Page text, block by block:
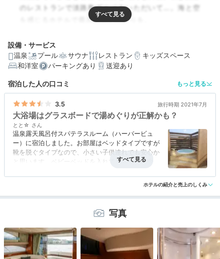
のレストランで淡路島グルメをいただいて…。海と空
を感じるホテルで最高の思い出作りを。
編集部おすすめの３つのポイント
露天風呂付きスイートにクルーザー泊。多彩な客室で好
みの滞在を
貸切露天風呂や屋外プールも♪ホテル時間を盛りあげる館
内施設
お肉派も魚派も大満足。淡路島グルメを満喫する3つのダ
イニング
設備・サービス
温泉
プール サウナ レストラン
キッズスペース
和洋室
パーキングあり 送迎あり
宿泊した人の口コミ もっと見る
3.5 旅行時期 2021年7月
大浴場はグラスボードで湯めぐりが正解かも？
とと☆
温泉露天風呂付スパテラスルーム（ハーバービュ
ー）に宿泊しました。お部屋はベッドタイプですが
靴を脱ぐタイプなので、小さい子供連れでも安心か
と思います。ベビーベッドを入れてもらった分少し
た。お部屋は満足でしたが、大浴場が少し小さい印
象です。グラスボードで淡路夢泉景に行けるので、
ゆったり入りたい人は、そちらやニューアワジの大
浴場で湯めぐりをするのがいいかもしれません。
ホテルの紹介と売上のしくみ
写真